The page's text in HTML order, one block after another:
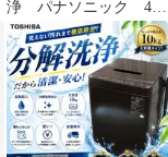
浄 パナソニック 400
㍑ 大型 安い 右開
き 設置無料